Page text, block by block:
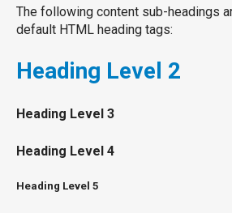
The following content sub-headings
default HTML heading tags:
Heading Level 2
Heading Level 3
Heading Level 4
Heading Level 5